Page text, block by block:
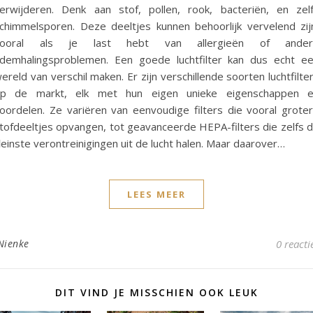
Denk aan stof, pollen, rook, bacteriën, en
Deze deeltjes kunnen behoorlijk vervelend
als je last hebt van allergieën of
Een goede luchtfilter kan dus echt
van verschil maken. Er zijn verschillende soorten
de markt, elk met hun eigen unieke eigenschappen
Ze variëren van eenvoudige filters die vooral
opvangen, tot geavanceerde HEPA-filters die zelfs
verontreinigingen uit de lucht halen. Maar daarover…
LEES MEER
0
DIT VIND JE MISSCHIEN OOK LEUK